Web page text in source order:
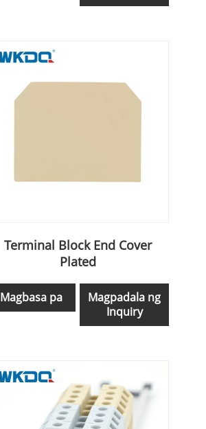
Terminal Block End Cover
Plated
Magbasa pa
Magpadala ng
Inquiry